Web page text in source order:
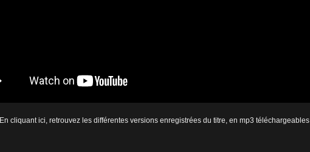
En cliquant ici, retrouvez les différentes versions enregistrées du titre, en mp3 téléchargeables